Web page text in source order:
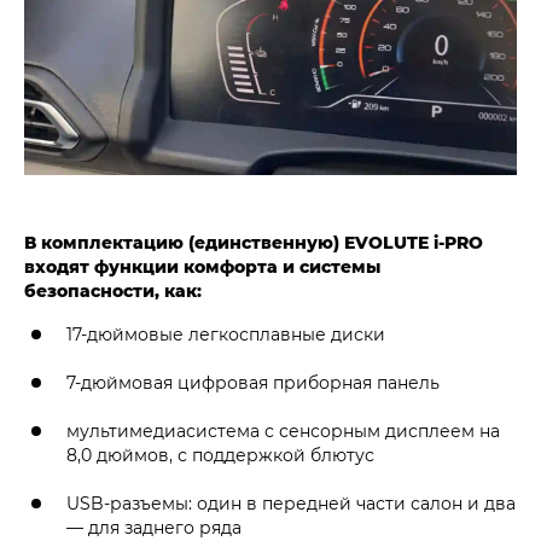
В комплектацию (единственную) EVOLUTE i‑PRO
входят функции комфорта и системы
безопасности, как:
17-дюймовые легкосплавные диски
7-дюймовая цифровая приборная панель
мультимедиасистема с сенсорным дисплеем на
8,0 дюймов, с поддержкой блютус
USB-разъемы: один в передней части салон и два
— для заднего ряда